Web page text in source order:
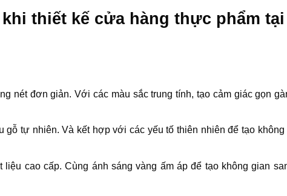
thiết kế cửa hàng thực phẩm
nét đơn giản. Với các màu sắc trung tính, tạo cảm giác gọn
gỗ tự nhiên. Và kết hợp với các yếu tố thiên nhiên để tạo không
cao cấp. Cùng ánh sáng vàng ấm áp để tạo không gian